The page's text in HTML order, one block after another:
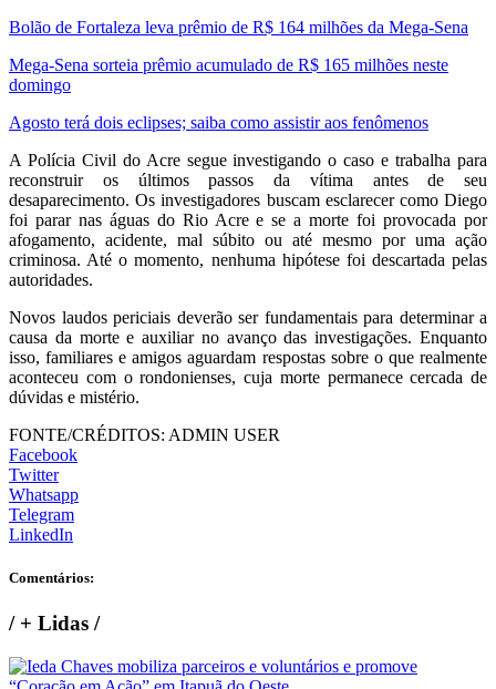
Bolão de Fortaleza leva prêmio de R$ 164 milhões da Mega-Sena
Mega-Sena sorteia prêmio acumulado de R$ 165 milhões neste
domingo
Agosto terá dois eclipses; saiba como assistir aos fenômenos
A Polícia Civil do Acre segue investigando o caso e trabalha para
reconstruir os últimos passos da vítima antes de seu
desaparecimento. Os investigadores buscam esclarecer como Diego
foi parar nas águas do Rio Acre e se a morte foi provocada por
afogamento, acidente, mal súbito ou até mesmo por uma ação
criminosa. Até o momento, nenhuma hipótese foi descartada pelas
autoridades.
Novos laudos periciais deverão ser fundamentais para determinar a
causa da morte e auxiliar no avanço das investigações. Enquanto
isso, familiares e amigos aguardam respostas sobre o que realmente
aconteceu com o rondonienses, cuja morte permanece cercada de
dúvidas e mistério.
FONTE/CRÉDITOS: ADMIN USER
Facebook
Twitter
Whatsapp
Telegram
LinkedIn
Comentários:
/+ Lidas /